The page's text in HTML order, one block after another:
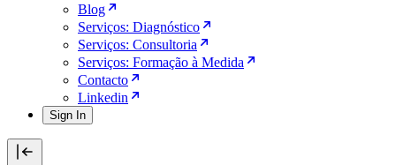
Blog
Serviços: Diagnóstico
Serviços: Consultoria
Serviços: Formação à Medida
Contacto
Linkedin
Sign In